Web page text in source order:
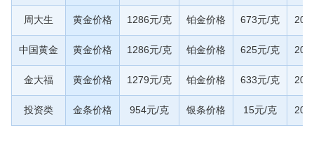
周大生 黄金价格 1286元/克 铂金价格 673元/克
中国黄金 黄金价格 1286元/克 铂金价格 625元/克
金大福 黄金价格 1279元/克 铂金价格 633元/克
投资类 金条价格 954元/克 银条价格 15元/克